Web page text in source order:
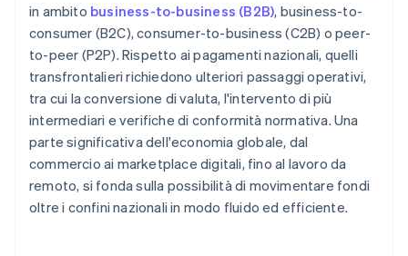
in ambito business-to-business (B2B), business-to-
consumer (B2C), consumer-to-business (C2B) o peer-
to-peer (P2P). Rispetto ai pagamenti nazionali, quelli
transfrontalieri richiedono ulteriori passaggi operativi,
tra cui la conversione di valuta, l'intervento di più
intermediari e verifiche di conformità normativa. Una
parte significativa dell'economia globale, dal
commercio ai marketplace digitali, fino al lavoro da
remoto, si fonda sulla possibilità di movimentare fondi
oltre i confini nazionali in modo fluido ed efficiente.